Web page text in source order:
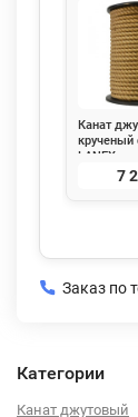
Канат
крученый
LANEX
7
Заказ по
Категории
Канат джутовый